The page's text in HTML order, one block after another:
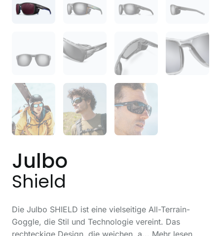
Julbo
Shield
Die Julbo SHIELD ist eine vielseitige All-Terrain-
Goggle, die Stil und Technologie vereint. Das
rechteckige Design, die weichen, a... Mehr lesen